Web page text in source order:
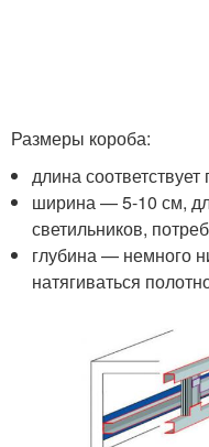
Размеры короба:
длина
ширина — 5-10 см,
светильников,
глубина — немного
натягиваться